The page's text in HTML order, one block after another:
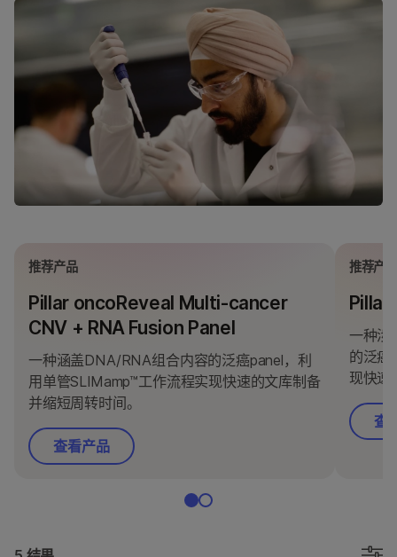
推荐产品
Pillar oncoReveal Multi-cancer
CNV + RNA Fusion Panel
一种涵盖DNA/RNA组合内容的泛癌panel，利
用单管SLIMamp™工作流程实现快速的文库制备
并缩短周转时间。
查看产品
推荐产
Pillar
一种涉
的泛癌
现快速
查